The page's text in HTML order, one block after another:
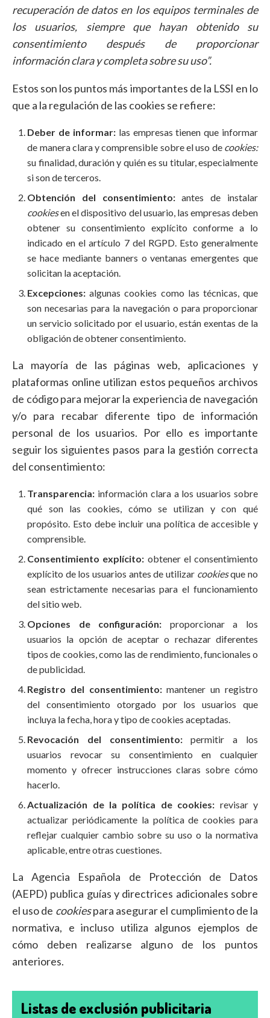
recuperación de datos en los equipos terminales de
los usuarios, siempre que hayan obtenido su
consentimiento después de proporcionar
información clara y completa sobre su uso”.
Estos son los puntos más importantes de la LSSI en lo
que a la regulación de las cookies se refiere:
Deber de informar:las empresas tienen que informar
de manera clara y comprensible sobre el uso de cookies:
su finalidad, duración y quién es su titular, especialmente
si son de terceros.
Obtención del consentimiento:antes de instalar
cookiesen el dispositivo del usuario, las empresas deben
obtener su consentimiento explícito conforme a lo
indicado en el artículo 7 del RGPD. Esto generalmente
se hace mediante banners o ventanas emergentes que
solicitan la aceptación.
Excepciones: algunas cookies como las técnicas, que
son necesarias para la navegación o para proporcionar
un servicio solicitado por el usuario, están exentas de la
obligación de obtener consentimiento.
La mayoría de las páginas web, aplicaciones y
plataformas online utilizan estos pequeños archivos
de código para mejorar la experiencia de navegación
y/o para recabar diferente tipo de información
personal de los usuarios. Por ello es importante
seguir los siguientes pasos para la gestión correcta
del consentimiento:
Transparencia: información clara a los usuarios sobre
qué son las cookies, cómo se utilizan y con qué
propósito. Esto debe incluir una política de accesible y
comprensible.
Consentimiento explícito: obtener el consentimiento
explícito de los usuarios antes de utilizar cookiesque no
sean estrictamente necesarias para el funcionamiento
del sitio web.
Opciones de configuración: proporcionar a los
usuarios la opción de aceptar o rechazar diferentes
tipos de cookies, como las de rendimiento, funcionales o
de publicidad.
Registro del consentimiento:mantener un registro
del consentimiento otorgado por los usuarios que
incluya la fecha, hora y tipo de cookies aceptadas.
Revocación del consentimiento:permitir a los
usuarios revocar su consentimiento en cualquier
momento y ofrecer instrucciones claras sobre cómo
hacerlo.
Actualización de la política de cookies: revisar y
actualizar periódicamente la política de cookies para
reflejar cualquier cambio sobre su uso o la normativa
aplicable, entre otras cuestiones.
La Agencia Española de Protección de Datos
(AEPD) publica guías y directrices adicionales sobre
el uso de cookiespara asegurar el cumplimiento de la
normativa, e incluso utiliza algunos ejemplos de
cómo deben realizarse alguno de los puntos
anteriores.
Listas de exclusión publicitaria